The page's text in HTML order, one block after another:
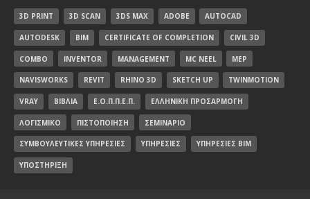
3D PRINT 3D SCAN 3DS MAX ADOBE AUTOCAD
AUTODESK BIM CERTIFICATE OF COMPLETION CIVIL 3D
COMBO INVENTOR MANAGEMENT MC NEEL MEP
NAVISWORKS REVIT RHINO 3D SKETCH UP TWINMOTION
VRAY ΒΙΒΛΊΑ Ε.Ο.Π.Π.Ε.Π. ΕΛΛΗΝΙΚΉ ΠΡΟΣΑΡΜΟΓΉ
ΛΟΓΙΣΜΙΚΌ ΠΙΣΤΟΠΟΊΗΣΗ ΣΕΜΙΝΆΡΙΟ
ΣΥΜΒΟΥΛΕΥΤΙΚΈΣ ΥΠΗΡΕΣΊΕΣ ΥΠΗΡΕΣΊΕΣ ΥΠΗΡΕΣΊΕΣ BIM
ΥΠΟΣΤΉΡΙΞΗ